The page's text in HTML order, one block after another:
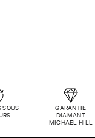
SOUS
GARANTIE
DIAMANT
MICHAEL HILL